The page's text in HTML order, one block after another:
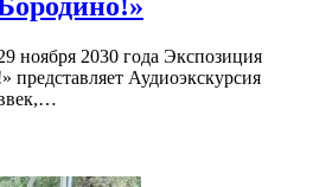
ноября 2030 года Экспозиция
представляет Аудиоэкскурсия